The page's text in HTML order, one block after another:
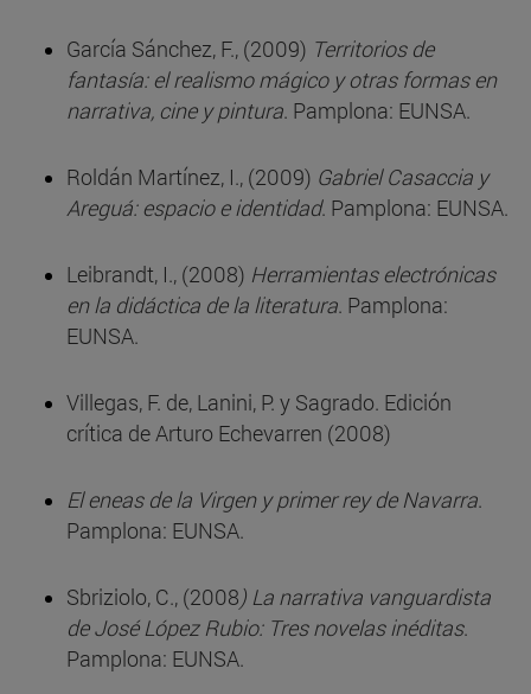
García Sánchez, F., (2009) Territorios de
fantasía: el realismo mágico y otras formas en
narrativa, cine y pintura. Pamplona: EUNSA.
Roldán Martínez, I., (2009) Gabriel Casaccia y
Areguá: espacio e identidad. Pamplona: EUNSA.
Leibrandt, I., (2008) Herramientas electrónicas
en la didáctica de la literatura. Pamplona:
EUNSA.
Villegas, F. de, Lanini, P. y Sagrado. Edición
crítica de Arturo Echevarren (2008)
El eneas de la Virgen y primer rey de Navarra.
Pamplona: EUNSA.
Sbriziolo, C., (2008) La narrativa vanguardista
de José López Rubio: Tres novelas inéditas.
Pamplona: EUNSA.